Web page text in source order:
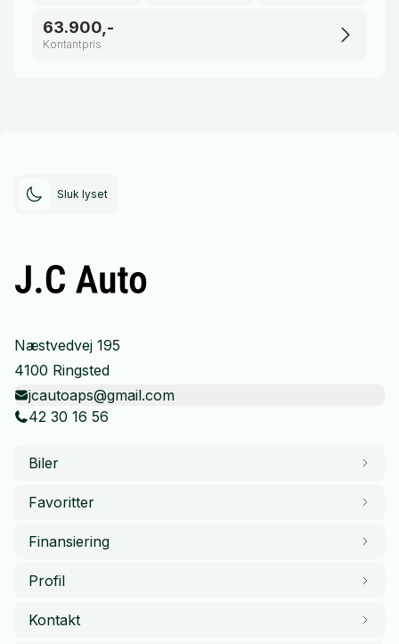
63.900,-
Kontantpris
Sluk lyset
Næstvedvej 195
4100 Ringsted
jcautoaps@gmail.com
42 30 16 56
Biler
Favoritter
Finansiering
Profil
Kontakt